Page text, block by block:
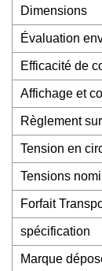
Dimensions
Évaluation
Efficacité de
Affichage et
Règlement
Tension en
Tensions
Forfait
spécification
Marque